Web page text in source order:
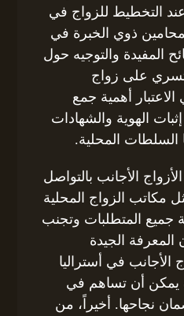
التخطيط للزواج في
ذوي الخبرة في
المفيدة والتوجيه حول
تسري على زواج
أهمية جمع
الهوية والشهادات
السلطات المحلية.
الأجانب بالتواصل
مكاتب الزواج المحلية
جميع المتطلبات وتجنب
المعرفة الجيدة
الأجانب في أستراليا
يمكن أن تساهم في
نجاحها. أخيراً، من